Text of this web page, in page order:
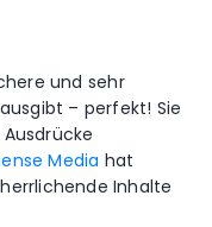
und sehr
– perfekt! Sie
Media hat
Inhalte